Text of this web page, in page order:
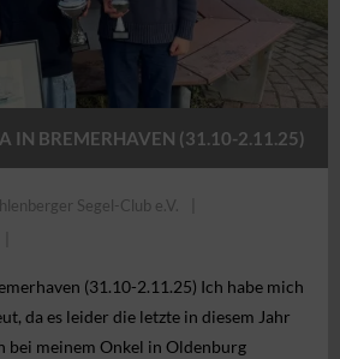
coming
IN BREMERHAVEN (31.10-2.11.25)
Segel-Club e.V.
(31.10-2.11.25) Ich habe mich
da es leider die letzte in diesem Jahr
bei meinem Onkel in Oldenburg